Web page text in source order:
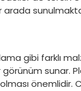
arada
gibi farklı
sunar.
önemlidir.